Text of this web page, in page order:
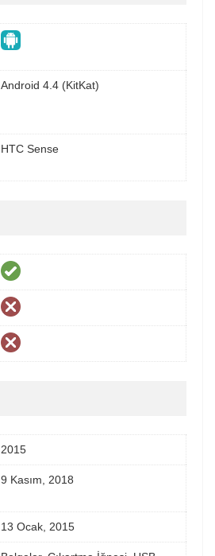
Android 4.4 (KitKat)
HTC Sense
2015
9 Kasım, 2018
13 Ocak, 2015